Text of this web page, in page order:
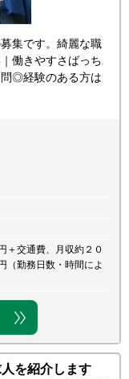
集です。綺麗な職
働きやすさばっち
◎経験のある方は
＋交通費、月収約２０
（勤務日数・時間によ
を紹介します